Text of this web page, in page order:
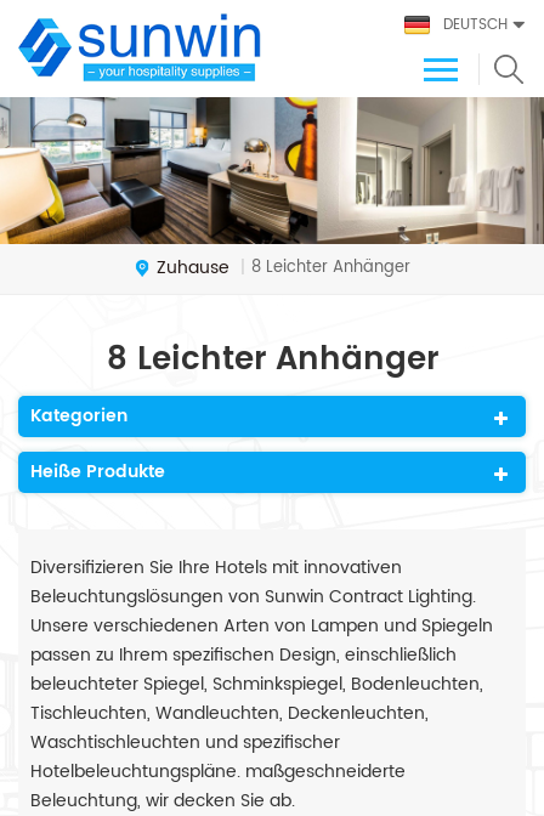
DEUTSCH
Zuhause | 8 Leichter Anhänger
8 Leichter Anhänger
Kategorien
Heiße Produkte
Diversifizieren Sie Ihre Hotels mit innovativen
Beleuchtungslösungen von Sunwin Contract Lighting.
Unsere verschiedenen Arten von Lampen und Spiegeln
passen zu Ihrem spezifischen Design, einschließlich
beleuchteter Spiegel, Schminkspiegel, Bodenleuchten,
Tischleuchten, Wandleuchten, Deckenleuchten,
Waschtischleuchten und spezifischer
Hotelbeleuchtungspläne. maßgeschneiderte
Beleuchtung, wir decken Sie ab.